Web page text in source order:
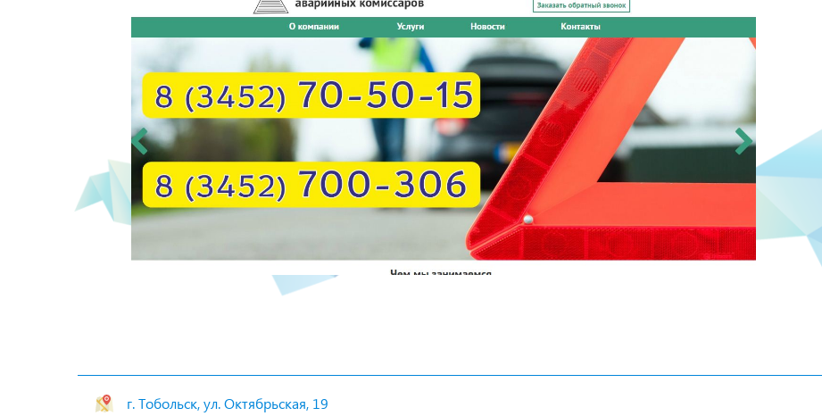
г. Тобольск, ул. Октябрьская, 19